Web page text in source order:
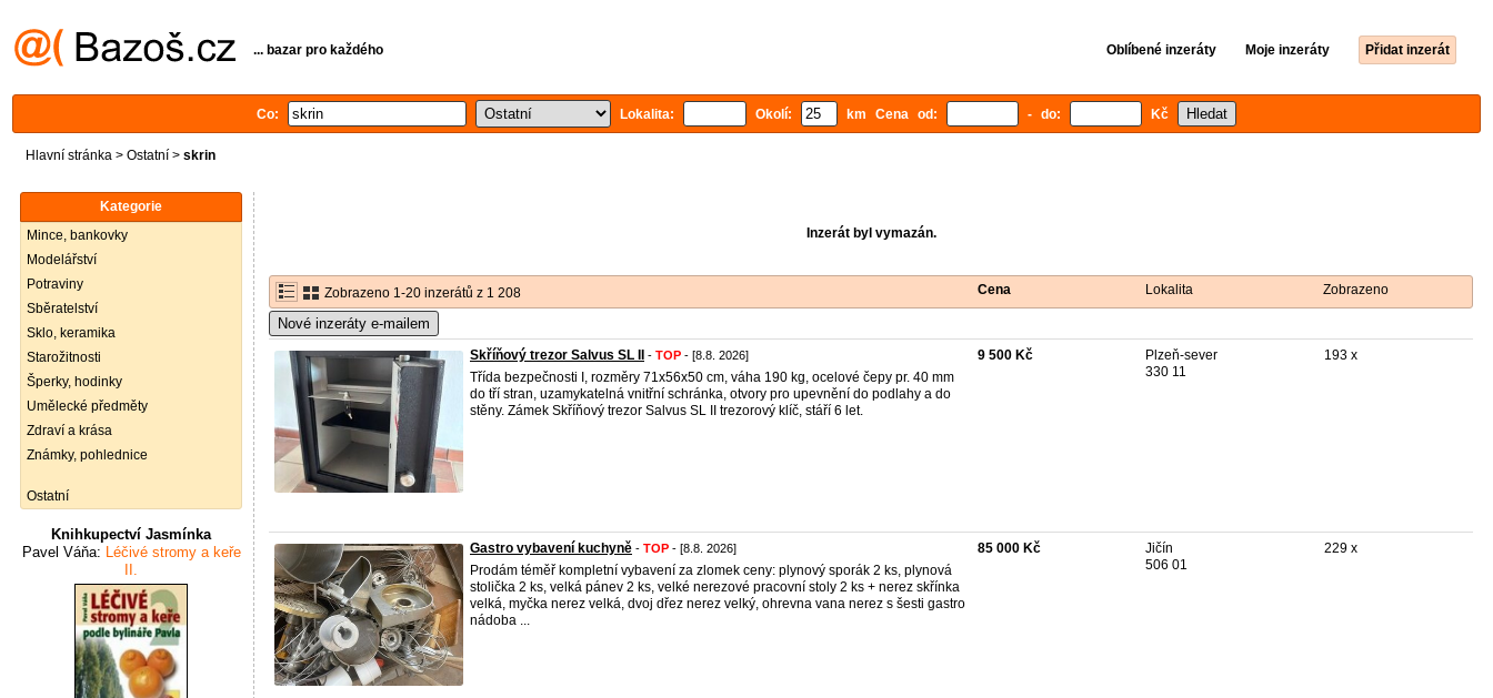
... bazar pro každého Oblíbené inzeráty Moje inzeráty Přidat inzerát
Co: Lokalita: Okolí: km Cena od: - do: Kč
Hlavní stránka > Ostatní > skrin
Kategorie
Mince, bankovky
Modelářství
Potraviny
Sběratelství
Sklo, keramika
Starožitnosti
Šperky, hodinky
Umělecké předměty
Zdraví a krása
Známky, pohlednice
Ostatní
Knihkupectví Jasmínka
Pavel Váňa: Léčivé stromy a keře
II.
Inzerát byl vymazán.
Zobrazeno 1-20 inzerátů z 1 208 Cena Lokalita Zobrazeno
Nové inzeráty e-mailem
Skříňový trezor Salvus SL II - TOP - [8.8. 2026]
Třída bezpečnosti I, rozměry 71x56x50 cm, váha 190 kg, ocelové čepy pr. 40 mm
do tří stran, uzamykatelná vnitřní schránka, otvory pro upevnění do podlahy a do
stěny. Zámek Skříňový trezor Salvus SL II trezorový klíč, stáří 6 let.
9 500 Kč
Plzeň-sever
330 11
193 x
Gastro vybavení kuchyně - TOP - [8.8. 2026]
Prodám téměř kompletní vybavení za zlomek ceny: plynový sporák 2 ks, plynová
stolička 2 ks, velká pánev 2 ks, velké nerezové pracovní stoly 2 ks + nerez skřínka
velká, myčka nerez velká, dvoj dřez nerez velký, ohrevna vana nerez s šesti gastro
nádoba ...
85 000 Kč
Jičín
506 01
229 x